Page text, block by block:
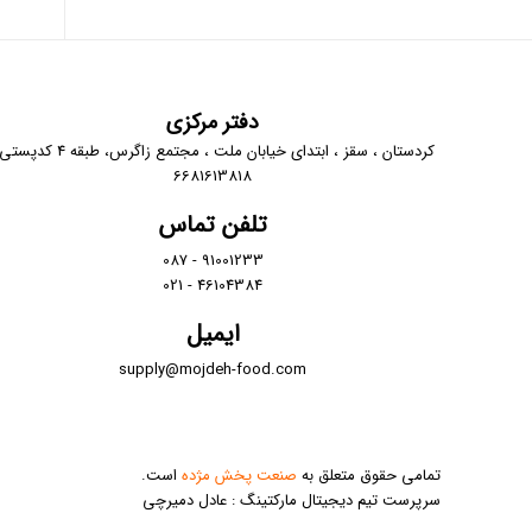
دفتر مرکزی
کردستان ، سقز ، ابتدای خیابان ملت ، مجتمع زاگرس،
6681613818
تلفن تماس
91001233 - 087
46104384 - 021
ایمیل
supply@mojdeh-food.com
تمامی حقوق متعلق به صنعت پخش مژده است.
سرپرست تیم دیجیتال مارکتینگ : عادل دمیرچی